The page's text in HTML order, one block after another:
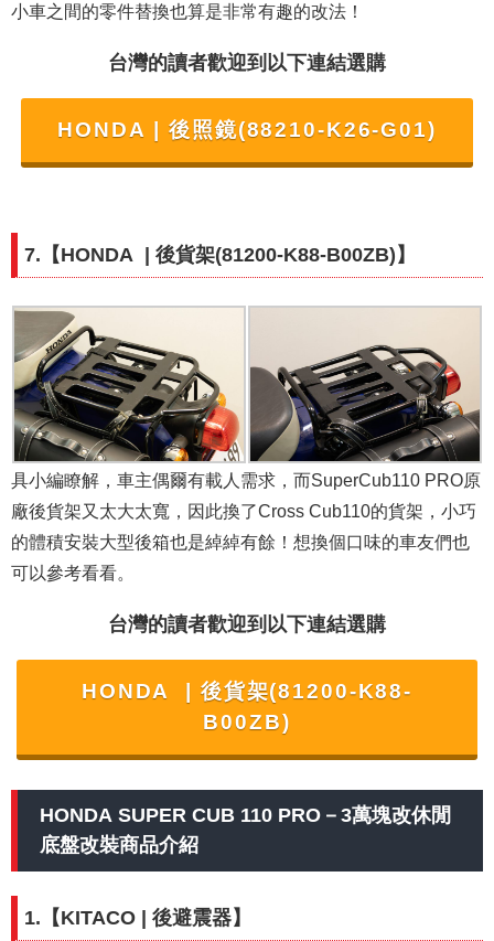
小車之間的零件替換也算是非常有趣的改法！
台灣的讀者歡迎到以下連結選購
HONDA | 後照鏡(88210-K26-G01)
7.【HONDA | 後貨架(81200-K88-B00ZB) 】
具小編瞭解，車主偶爾有載人需求，而SuperCub110 PRO原
廠後貨架又太大太寬，因此換了Cross Cub110的貨架，小巧
的體積安裝大型後箱也是綽綽有餘！想換個口味的車友們也
可以參考看看。
台灣的讀者歡迎到以下連結選購
HONDA
| 後貨架(81200-K88-
B00ZB)
HONDA SUPER CUB 110 PRO－3萬塊改休閒
底盤改裝商品介紹
1.【KITACO | 後避震器】